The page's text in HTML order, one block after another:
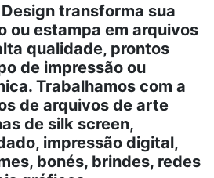
transforma sua
ou estampa em arquivos
qualidade, prontos
de impressão ou
Trabalhamos com a
de arquivos de arte
de silk screen,
impressão digital,
bonés, brindes, redes